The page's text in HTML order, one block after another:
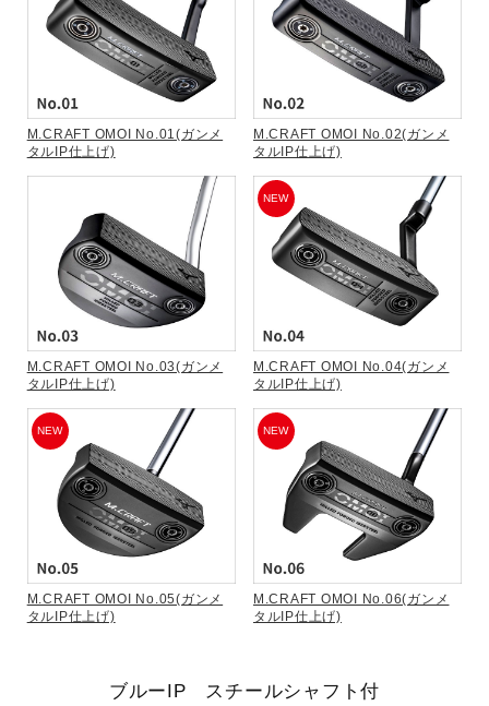
M.CRAFT OMOI No.01(ガンメ
タルIP仕上げ)
M.CRAFT OMOI No.02(ガンメ
タルIP仕上げ)
M.CRAFT OMOI No.03(ガンメ
タルIP仕上げ)
NEW
M.CRAFT OMOI No.04(ガンメ
タルIP仕上げ)
NEW
M.CRAFT OMOI No.05(ガンメ
タルIP仕上げ)
NEW
M.CRAFT OMOI No.06(ガンメ
タルIP仕上げ)
ブルーIP スチールシャフト付